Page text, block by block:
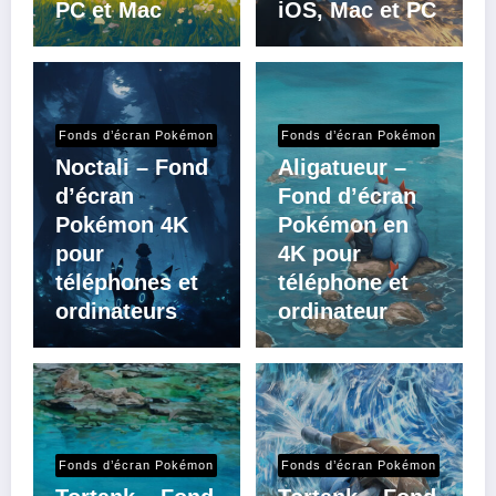
PC et Mac iOS, Mac et PC
Fonds d’écran Pokémon
Noctali – Fond
d’écran
Pokémon 4K
pour
téléphones et
ordinateurs
Fonds d’écran Pokémon
Aligatueur –
Fond d’écran
Pokémon en
4K pour
téléphone et
ordinateur
Fonds d’écran Pokémon Fonds d’écran Pokémon